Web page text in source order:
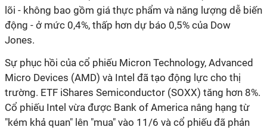
lõi - không bao gồm giá thực phẩm và năng lượng dễ biến
động - ở mức 0,4%, thấp hơn dự báo 0,5% của Dow
Jones.
Sự phục hồi của cổ phiếu Micron Technology, Advanced
Micro Devices (AMD) và Intel đã tạo động lực cho thị
trường. ETF iShares Semiconductor (SOXX) tăng hơn 8%.
Cổ phiếu Intel vừa được Bank of America nâng hạng từ
"kém khả quan" lên "mua" vào 11/6 và cổ phiếu đã phản